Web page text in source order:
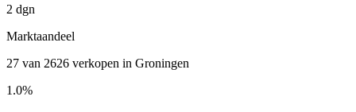
2 dgn
Marktaandeel
27 van 2626 verkopen in Groningen
1.0%